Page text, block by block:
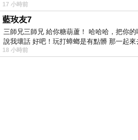
17 小時前
藍玫友7
三師兄三師兄 給你糖葫蘆！ 哈哈哈，把你
說我壞話 好吧！玩打蟑螂是有點髒 那一起
18 小時前